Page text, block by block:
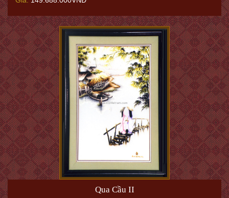
Qua Cầu II